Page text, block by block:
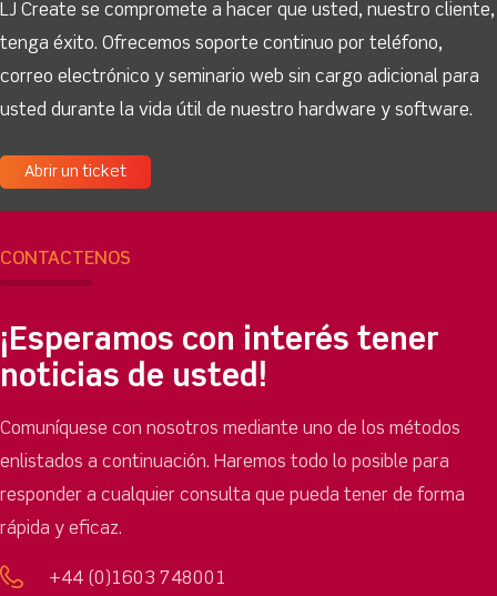
LJ Create se compromete a hacer que usted, nuestro cliente,
tenga éxito. Ofrecemos soporte continuo por teléfono,
correo electrónico y seminario web sin cargo adicional para
usted durante la vida útil de nuestro hardware y software.
Abrir un ticket
CONTÁCTENOS
¡Esperamos con interés tener
noticias de usted!
Comuníquese con nosotros mediante uno de los métodos
enlistados a continuación. Haremos todo lo posible para
responder a cualquier consulta que pueda tener de forma
rápida y eficaz.
+44 (0)1603 748001